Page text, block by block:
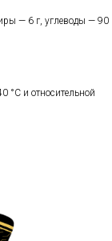
— 6 г, углеводы — 90
°С и относительной